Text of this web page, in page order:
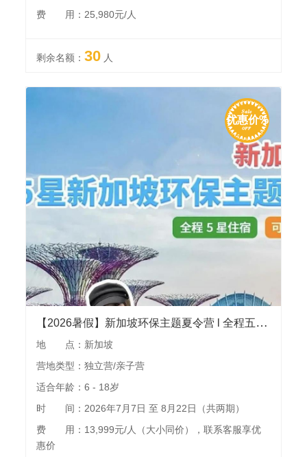
费 用：25,980元/人
剩余名额：30 人
优惠价%
【2026暑假】新加坡环保主题夏令营 l 全程五星酒店，环保课题深度研探，国立大学，环球影城，地标景点，可独立可亲子
地 点：新加坡
营地类型：独立营/亲子营
适合年龄：6 - 18岁
时 间：2026年7月7日 至 8月22日（共两期）
费 用：13,999元/人（大小同价），联系客服享优
惠价